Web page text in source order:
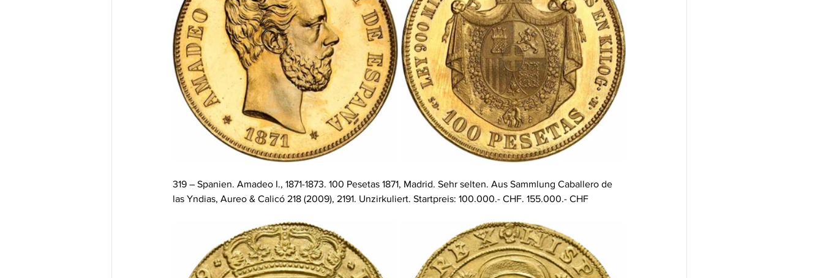
319 – Spanien. Amadeo I., 1871-1873. 100 Pesetas 1871, Madrid. Sehr selten. Aus Sammlung Caballero de
las Yndias, Aureo & Calicó 218 (2009), 2191. Unzirkuliert. Startpreis: 100.000.- CHF. 155.000.- CHF